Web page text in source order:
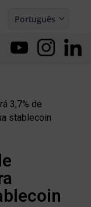
Português
Español
3,7% de
stablecoin